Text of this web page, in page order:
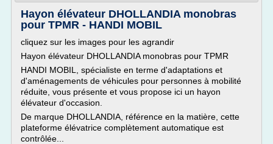
Hayon élévateur DHOLLANDIA monobras
pour TPMR - HANDI MOBIL
cliquez sur les images pour les agrandir
Hayon élévateur DHOLLANDIA monobras pour TPMR
HANDI MOBIL, spécialiste en terme d'adaptations et
d'aménagements de véhicules pour personnes à mobilité
réduite, vous présente et vous propose ici un hayon
élévateur d'occasion.
De marque DHOLLANDIA, référence en la matière, cette
plateforme élévatrice complètement automatique est
contrôlée...